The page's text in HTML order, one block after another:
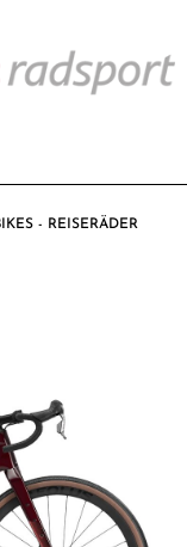
- REISERÄDER